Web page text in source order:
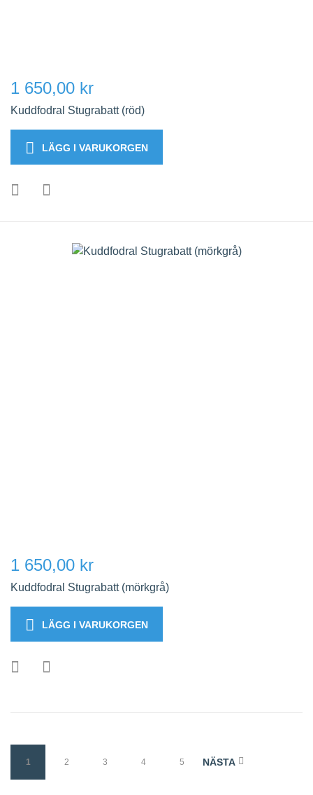
1 650,00 kr
Kuddfodral Stugrabatt (röd)
LÄGG I VARUKORGEN
1 650,00 kr
Kuddfodral Stugrabatt (mörkgrå)
LÄGG I VARUKORGEN
1 2 3 4 5 NÄSTA